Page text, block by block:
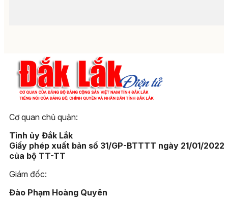
Cơ quan chủ quản:
Tỉnh ủy Đắk Lắk
Giấy phép xuất bản số 31/GP-BTTTT ngày 21/01/2022
của bộ TT-TT
Giám đốc:
Đào Phạm Hoàng Quyên